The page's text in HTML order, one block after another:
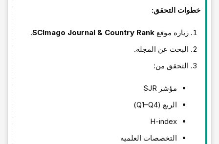
خطوات التحقق:
زیاره موقع SCImago Journal & Country Rank
.
البحث عن المجله.
التحقق من:
مؤشر SJR
الربع (Q1–Q4)
H-index
التخصصات العلمیه